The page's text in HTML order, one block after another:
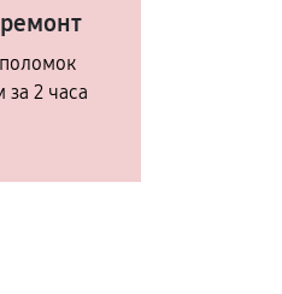
за 2 часа